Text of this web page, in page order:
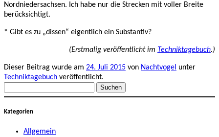
Nordniedersachsen. Ich habe nur die Strecken mit voller Breite
berücksichtigt.
* Gibt es zu „dissen“ eigentlich ein Substantiv?
(Erstmalig veröffentlicht im Techniktagebuch.)
Dieser Beitrag wurde am 24. Juli 2015 von Nachtvogel unter
Techniktagebuch veröffentlicht.
nach:
Kategorien
Allgemein